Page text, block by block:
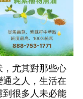
尤其對那些心
之人，生活在
很多人未必能